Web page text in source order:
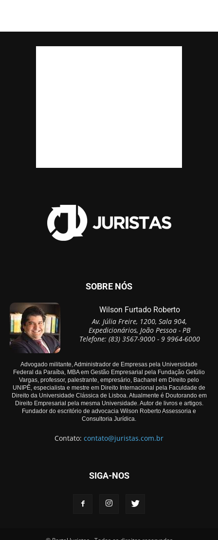
SOBRE NÓS
Wilson Furtado Roberto
Av. Júlia Freire, 1200, Sala 904,
Expedicionários, João Pessoa - PB
Telefone: (83) 3567-9000 - 9 9964-6000
Advogado militante, Administrador de Empresas pela Universidade
Federal da Paraíba, MBA em Gestão Empresarial pela Fundação Getúlio
Vargas, professor, palestrante, empresário, Bacharel em Direito pelo
UNIPÊ, especialista e mestre em Direito Internacional pela Faculdade de
Direito da Universidade Clássica de Lisboa. Atualmente é Doutorando em
Direito Empresarial pela mesma Universidade. Autor de livros e artigos.
Fundador do escritório de advocacia Wilson Roberto Assessoria e
Consultoria Jurídica.
Contato: contato@juristas.com.br
SIGA-NOS